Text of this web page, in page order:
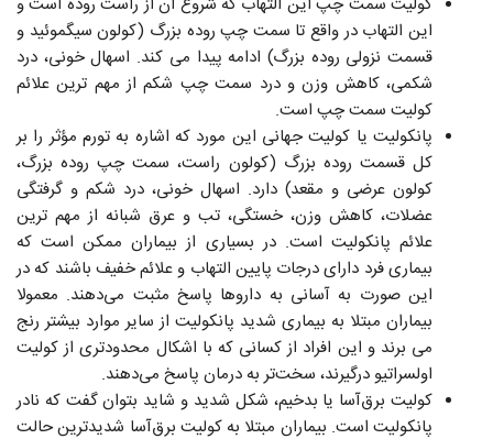
این التهاب در واقع تا سمت چپ روده بزرگ (کولون سیگموئید و
قسمت نزولی روده بزرگ) ادامه پیدا می کند. اسهال خونی، درد
شکمی، کاهش وزن و درد سمت چپ شکم از مهم ترین علائم
کولیت سمت چپ است.
پانکولیت یا کولیت جهانی این مورد که اشاره به تورم مؤثر را بر
کل قسمت روده بزرگ (کولون راست، سمت چپ روده بزرگ،
کولون عرضی و مقعد) دارد. اسهال خونی، درد شکم و گرفتگی
عضلات، کاهش وزن، خستگی، تب و عرق شبانه از مهم ترین
علائم پانکولیت است. در بسیاری از بیماران ممکن است که
بیماری فرد دارای درجات پایین التهاب و علائم خفیف باشند که در
این صورت به آسانی به داروها پاسخ مثبت می‌دهند. معمولا
بیماران مبتلا به بیماری شدید پانکولیت از سایر موارد بیشتر رنج
می برند و این افراد از کسانی که با اشکال محدودتری از کولیت
اولسراتیو درگیرند، سخت‌تر به درمان پاسخ می‌دهند.
کولیت برق‌آسا یا بدخیم، شکل شدید و شاید بتوان گفت که نادر
پانکولیت است. بیماران مبتلا به کولیت برق‌آسا شدیدترین حالت